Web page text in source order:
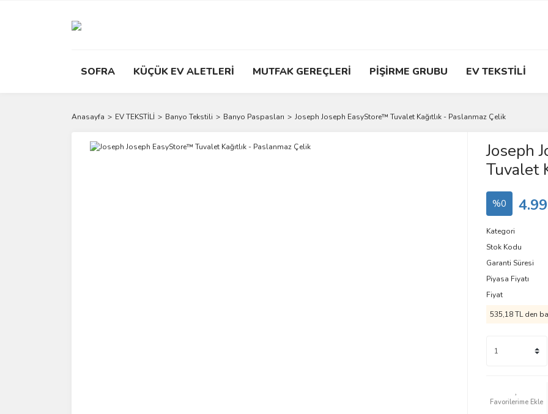
SOFRA KÜÇÜK EV ALETLERİ MUTFAK GEREÇLERİ PİŞİRME GRUBU EV TEKSTİLİ
Anasayfa EV TEKSTİLİ Banyo Tekstili Banyo Paspasları Joseph Joseph EasyStore™ Tuvalet Kağıtlık - Paslanmaz Çelik
Joseph
Tuvalet
%0
Kategori
Stok Kodu
Garanti Süresi
Piyasa Fiyatı
Fiyat
535,18 TL den